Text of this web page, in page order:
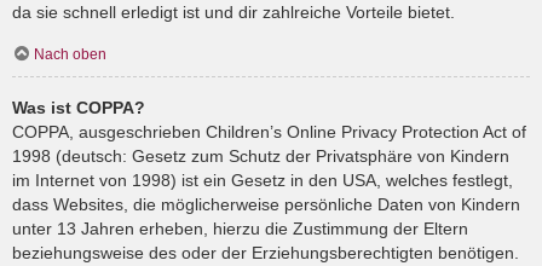
da sie schnell erledigt ist und dir zahlreiche Vorteile bietet.
Nach oben
Was ist COPPA?
COPPA, ausgeschrieben Children’s Online Privacy Protection Act of
1998 (deutsch: Gesetz zum Schutz der Privatsphäre von Kindern
im Internet von 1998) ist ein Gesetz in den USA, welches festlegt,
dass Websites, die möglicherweise persönliche Daten von Kindern
unter 13 Jahren erheben, hierzu die Zustimmung der Eltern
beziehungsweise des oder der Erziehungsberechtigten benötigen.